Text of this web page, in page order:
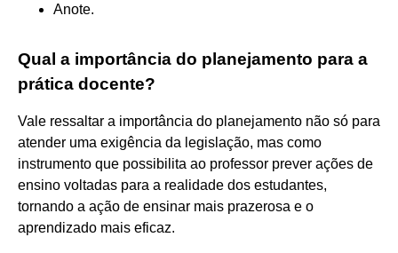
Anote.
Qual a importância do planejamento para a
prática docente?
Vale ressaltar a importância do planejamento não só para
atender uma exigência da legislação, mas como
instrumento que possibilita ao professor prever ações de
ensino voltadas para a realidade dos estudantes,
tornando a ação de ensinar mais prazerosa e o
aprendizado mais eficaz.